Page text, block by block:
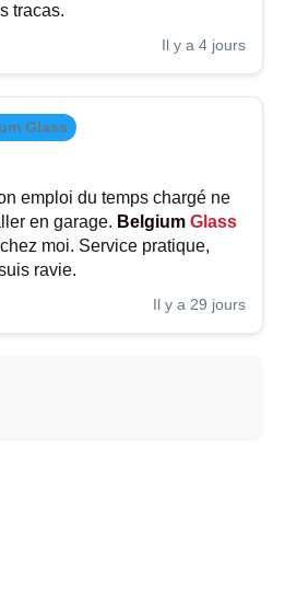
tracas.
Il y a 4 jours
Glass
emploi du temps chargé ne
en garage. Belgium Glass
moi. Service pratique,
ravie.
Il y a 29 jours